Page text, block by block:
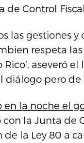
de Control
las gestiones
respeta
Rico’, aseveró
diálogo pero de
en la noche el
la Junta de
la Ley 80 a